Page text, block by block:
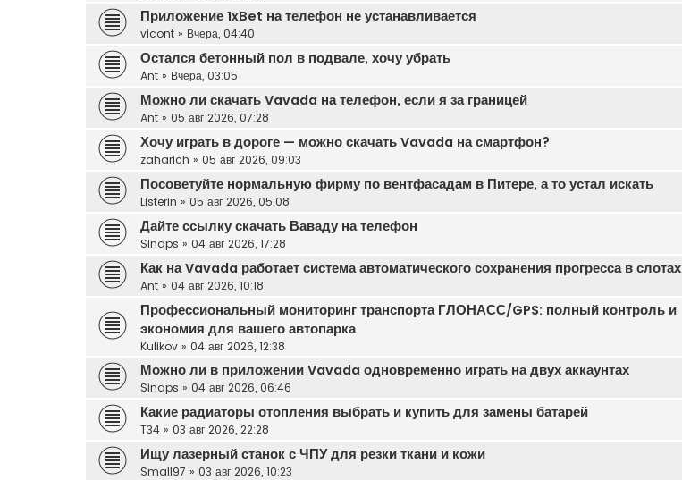
Приложение 1xBet на телефон не устанавливается
vicont » Вчера, 04:40
Остался бетонный пол в подвале, хочу убрать
Ant » Вчера, 03:05
Можно ли скачать Vavada на телефон, если я за границей
Ant » 05 авг 2026, 07:28
Хочу играть в дороге — можно скачать Vavada на смартфон?
zaharich » 05 авг 2026, 09:03
Посоветуйте нормальную фирму по вентфасадам в Питере, а то устал искать
Listerin » 05 авг 2026, 05:08
Дайте ссылку скачать Ваваду на телефон
Sinaps » 04 авг 2026, 17:28
Как на Vavada работает система автоматического сохранения прогресса в слотах
Ant » 04 авг 2026, 10:18
Профессиональный мониторинг транспорта ГЛОНАСС/GPS: полный контроль и
экономия для вашего автопарка
Kulikov » 04 авг 2026, 12:38
Можно ли в приложении Vavada одновременно играть на двух аккаунтах
Sinaps » 04 авг 2026, 06:46
Какие радиаторы отопления выбрать и купить для замены батарей
T34 » 03 авг 2026, 22:28
Ищу лазерный станок с ЧПУ для резки ткани и кожи
Small97 » 03 авг 2026, 10:23